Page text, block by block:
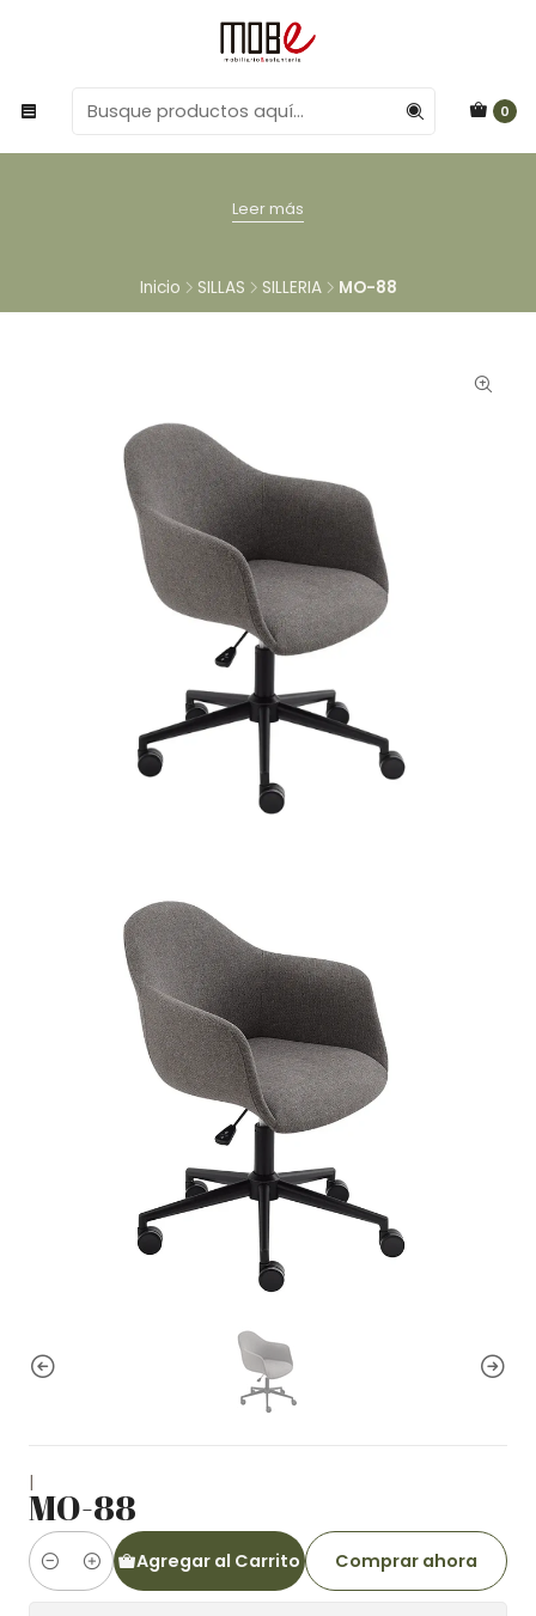
0
Leer más
Inicio SILLAS SILLERIA MO-88
|
MO-88
Cantidad
Agregar al Carrito Comprar ahora